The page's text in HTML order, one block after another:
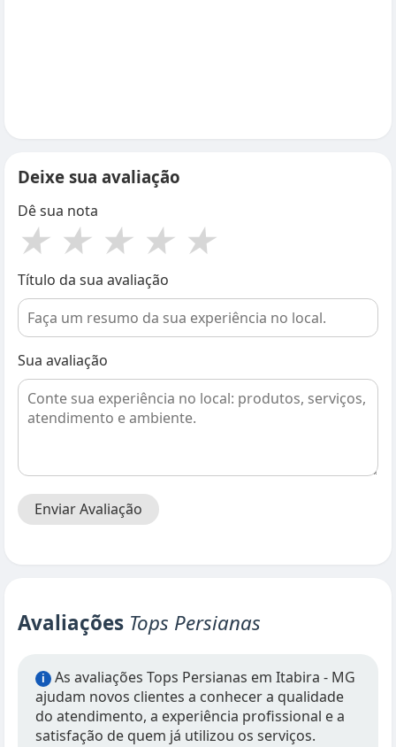
Deixe sua avaliação
Dê sua nota
★ ★ ★ ★ ★
Título da sua avaliação
Sua avaliação
Enviar Avaliação
Avaliações Tops Persianas
i
As avaliações Tops Persianas em Itabira - MG
ajudam novos clientes a conhecer a qualidade
do atendimento, a experiência profissional e a
satisfação de quem já utilizou os serviços.